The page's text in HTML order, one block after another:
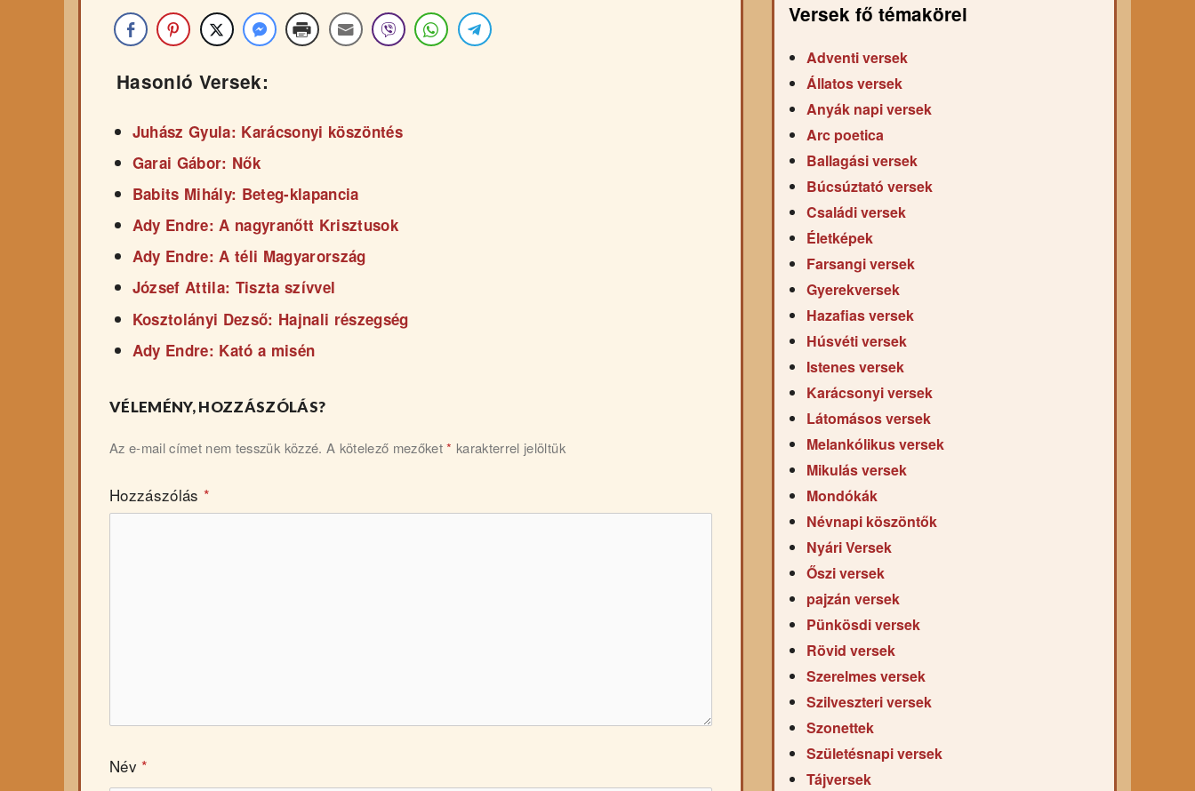
Hasonló Versek:
Juhász Gyula: Karácsonyi köszöntés
Garai Gábor: Nők
Babits Mihály: Beteg-klapancia
Ady Endre: A nagyranőtt Krisztusok
Ady Endre: A téli Magyarország
József Attila: Tiszta szívvel
Kosztolányi Dezső: Hajnali részegség
Ady Endre: Kató a misén
VÉLEMÉNY, HOZZÁSZÓLÁS?
Az e-mail címet nem tesszük közzé. A kötelező mezőket* karakterrel jelöltük
Hozzászólás *
Név *
Versek fő témakörei
Adventi versek
Állatos versek
Anyák napi versek
Arc poetica
Ballagási versek
Búcsúztató versek
Családi versek
Életképek
Farsangi versek
Gyerekversek
Hazafias versek
Húsvéti versek
Istenes versek
Karácsonyi versek
Látomásos versek
Melankólikus versek
Mikulás versek
Mondókák
Névnapi köszöntők
Nyári Versek
Őszi versek
pajzán versek
Pünkösdi versek
Rövid versek
Szerelmes versek
Szilveszteri versek
Szonettek
Születésnapi versek
Tájversek